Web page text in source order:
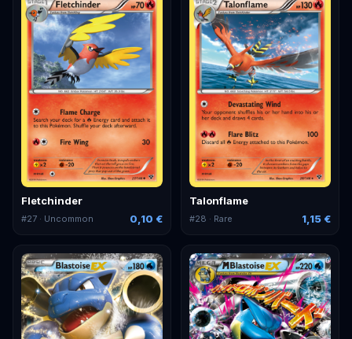
Fletchinder
#27 · Uncommon 0,10 €
Talonflame
#28 · Rare 1,15 €